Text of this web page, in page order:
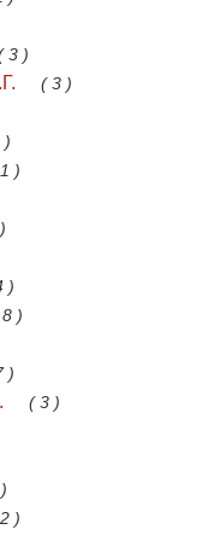
3 )
( 3 )
)
)
)
)
)
( 3 )
)